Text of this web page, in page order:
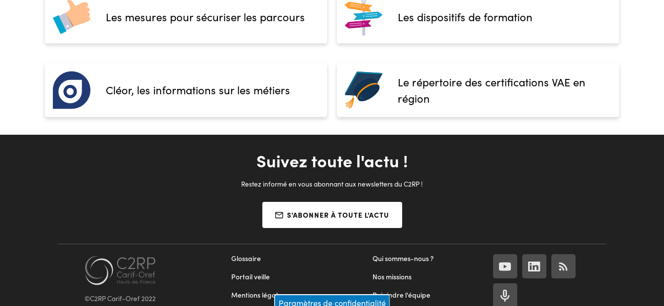
Les mesures pour sécuriser les parcours Les dispositifs de formation
Cléor, les informations sur les métiers
Le répertoire des certifications VAE en
région
Suivez toute l'actu !
Restez informé en vous abonnant aux newsletters du C2RP !
S'ABONNER À TOUTE L'ACTU
©C2RP Carif-Oref 2022
Qui sommes-nous ?
Nos missions
Rejoindre l'équipe
Glossaire
Portail veille
Mentions légales
Paramètres de confidentialité